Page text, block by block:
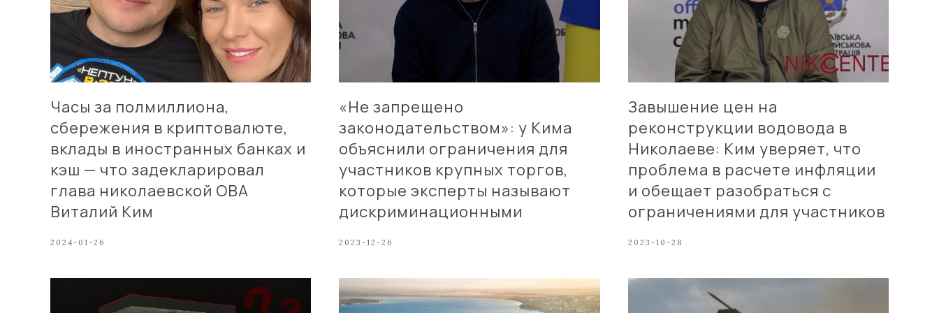
Часы за полмиллиона,
сбережения в криптовалюте,
вклады в иностранных банках и
кэш — что задекларировал
глава николаевской ОВА
Виталий Ким
2024-01-26
«Не запрещено
законодательством»: у Кима
объяснили ограничения для
участников крупных торгов,
которые эксперты называют
дискриминационными
2023-12-26
Завышение цен на
реконструкции водовода в
Николаеве: Ким уверяет, что
проблема в расчете инфляции
и обещает разобраться с
ограничениями для участников
2023-10-28